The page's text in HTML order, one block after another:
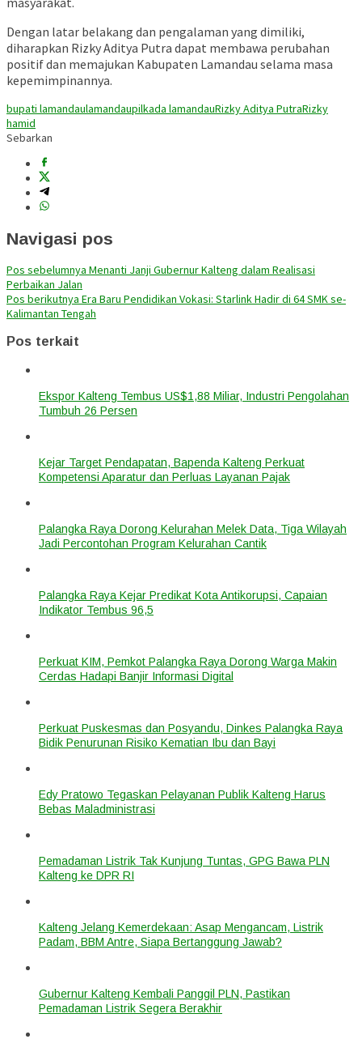
Dengan latar belakang dan pengalaman yang dimiliki,
diharapkan Rizky Aditya Putra dapat membawa perubahan
positif dan memajukan Kabupaten Lamandau selama masa
kepemimpinannya.
bupati lamandaulamandaupilkada lamandauRizky Aditya PutraRizky
hamid
Sebarkan
Navigasi pos
Pos sebelumnya Menanti Janji Gubernur Kalteng dalam Realisasi
Perbaikan Jalan
Pos berikutnya Era Baru Pendidikan Vokasi: Starlink Hadir di 64 SMK se-
Kalimantan Tengah
Pos terkait
Ekspor Kalteng Tembus US$1,88 Miliar, Industri Pengolahan
Tumbuh 26 Persen
Kejar Target Pendapatan, Bapenda Kalteng Perkuat
Kompetensi Aparatur dan Perluas Layanan Pajak
Palangka Raya Dorong Kelurahan Melek Data, Tiga Wilayah
Jadi Percontohan Program Kelurahan Cantik
Palangka Raya Kejar Predikat Kota Antikorupsi, Capaian
Indikator Tembus 96,5
Perkuat KIM, Pemkot Palangka Raya Dorong Warga Makin
Cerdas Hadapi Banjir Informasi Digital
Perkuat Puskesmas dan Posyandu, Dinkes Palangka Raya
Bidik Penurunan Risiko Kematian Ibu dan Bayi
Edy Pratowo Tegaskan Pelayanan Publik Kalteng Harus
Bebas Maladministrasi
Pemadaman Listrik Tak Kunjung Tuntas, GPG Bawa PLN
Kalteng ke DPR RI
Kalteng Jelang Kemerdekaan: Asap Mengancam, Listrik
Padam, BBM Antre, Siapa Bertanggung Jawab?
Gubernur Kalteng Kembali Panggil PLN, Pastikan
Pemadaman Listrik Segera Berakhir